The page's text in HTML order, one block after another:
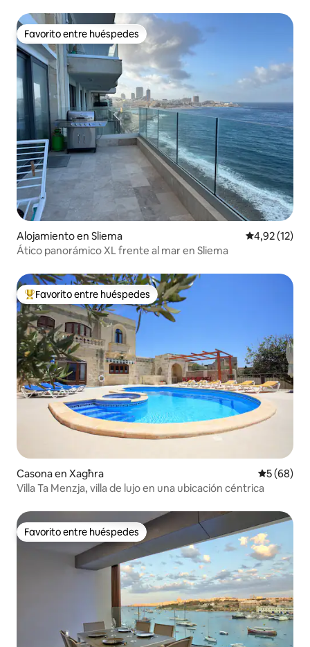
Favorito entre huéspedes
Favorito entre huéspedes
Alojamiento en Sliema Calificación
4,92 (12)
Ático panorámico XL frente al mar en Sliema
Favorito entre los huéspedes más destacados
Favorito entre huéspedes
Casona en Xagħra
5 (68)
Villa Ta Menzja, villa de lujo en una ubicación céntrica
Favorito entre huéspedes
Favorito entre huéspedes